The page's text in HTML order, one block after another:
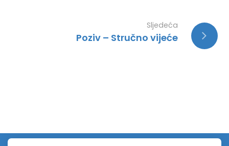
Sljedeća
Poziv – Stručno vijeće